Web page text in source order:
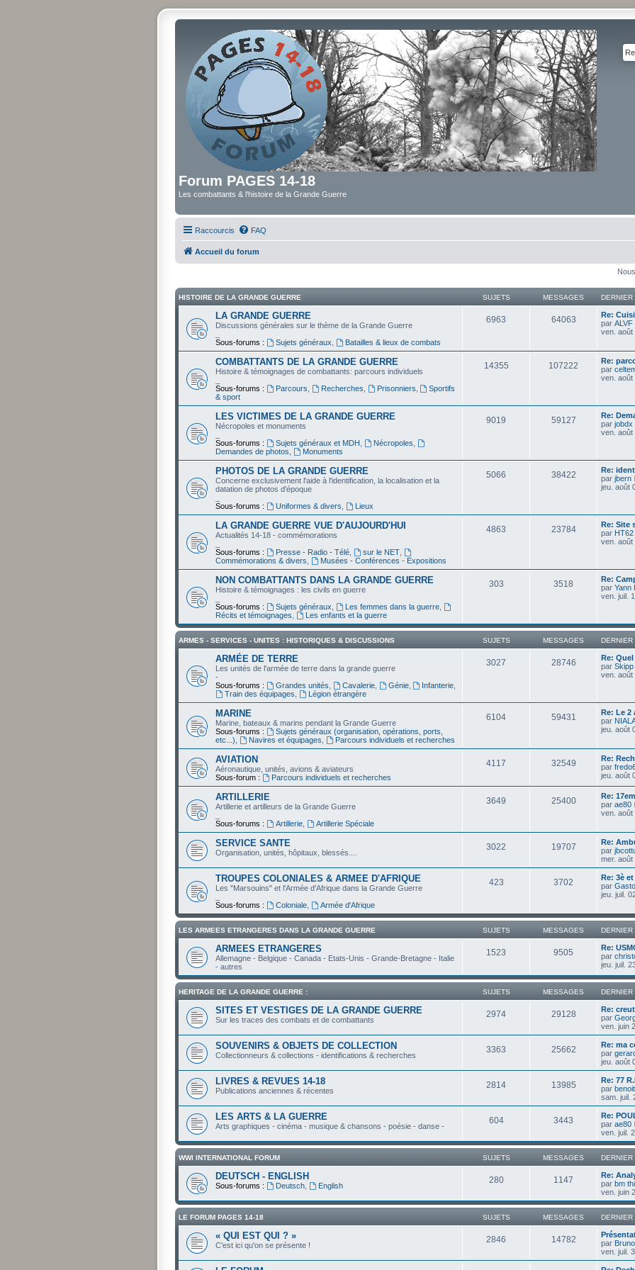
Forum PAGES 14-18
Les combattants & l'histoire de la Grande Guerre
Raccourcis FAQ
Accueil du forum
HISTOIRE DE LA GRANDE GUERRE SUJETS MESSAGES
LA GRANDE GUERRE
Discussions générales sur le thème de la Grande Guerre
Sous-forums :
Sujets généraux Batailles & lieux de combats
6963 64063
Re:
par ALVF
ven. août
COMBATTANTS DE LA GRANDE GUERRE
Histoire & témoignages de combattants: parcours individuels
Sous-forums :
Parcours Recherches Prisonniers
Sportifs
& sport
14355 107222
Re:
par
ven. août
LES VICTIMES DE LA GRANDE GUERRE
Nécropoles et monuments
Sous-forums :
Sujets généraux et MDH Nécropoles
Demandes de photos
Monuments
9019 59127
Re:
par jobdx
ven. août
PHOTOS DE LA GRANDE GUERRE
Concerne exclusivement l'aide à l'identification, la localisation et la
datation de photos d'époque
Sous-forums :
Uniformes & divers Lieux
5066 38422
Re:
par jbern
jeu. août
LA GRANDE GUERRE VUE D'AUJOURD'HUI
Actualités 14-18 - commémorations
Sous-forums :
Presse - Radio - Télé, sur le NET,
Commémorations & divers
Musées - Conférences - Expositions
4863 23784
Re: Site
par HT62
ven. août
NON COMBATTANTS DANS LA GRANDE GUERRE
Histoire & témoignages : les civils en guerre
Sous-forums :
Sujets généraux Les femmes dans la guerre,
Récits et témoignages
Les enfants et la guerre
303 3518
Re:
par Yann
ven. juil.
ARMES - SERVICES - UNITES : HISTORIQUES & DISCUSSIONS SUJETS MESSAGES
ARMÉE DE TERRE
Les unités de l'armée de terre dans la grande guerre
-
Sous-forums :
Grandes unités Cavalerie, Génie, Infanterie
Train des équipages
Légion étrangère
3027 28746
Re:
par Skipp
ven. août
MARINE
Marine, bateaux & marins pendant la Grande Guerre
Sous-forums :
Sujets généraux (organisation, opérations, ports,
etc...)
Navires et équipages Parcours individuels et recherches
6104 59431
Re: Le 2
par
jeu. août
AVIATION
Aéronautique, unités, avions & aviateurs
Sous-forum :
Parcours individuels et recherches
4117 32549
Re:
par
jeu. août
ARTILLERIE
Artillerie et artilleurs de la Grande Guerre
Sous-forums :
Artillerie, Artillerie Spéciale
3649 25400
Re:
par ae80
ven. août
SERVICE SANTE
Organisation, unités, hôpitaux, blessés....
3022 19707
Re:
par
mer. août
TROUPES COLONIALES & ARMEE D'AFRIQUE
Les "Marsouins" et l'Armée d'Afrique dans la Grande Guerre
Sous-forums :
Coloniale, Armée d'Afrique
423 3702
Re: 3è
par
jeu. juil.
LES ARMEES ETRANGERES DANS LA GRANDE GUERRE SUJETS MESSAGES
ARMEES ETRANGERES
Allemagne - Belgique - Canada - Etats-Unis - Grande-Bretagne - Italie
- autres
1523 9505
Re:
par
jeu. juil.
HERITAGE DE LA GRANDE GUERRE : SUJETS MESSAGES
SITES ET VESTIGES DE LA GRANDE GUERRE
Sur les traces des combats et de combattants
2974 29128
Re:
par
ven. juin
SOUVENIRS & OBJETS DE COLLECTION
Collectionneurs & collections - identifications & recherches
3363 25662
Re: ma
par
jeu. août
LIVRES & REVUES 14-18
Publications anciennes & récentes
2814 13985
Re: 77
par
sam. juil.
LES ARTS & LA GUERRE
Arts graphiques - cinéma - musique & chansons - poésie - danse -
604 3443
Re:
par ae80
ven. juil.
WWI INTERNATIONAL FORUM SUJETS MESSAGES
DEUTSCH - ENGLISH
Sous-forums : Deutsch, English
280 1147
Re:
par bm
ven. juin
LE FORUM PAGES 14-18 SUJETS MESSAGES
« QUI EST QUI ? »
C'est ici qu'on se présente !
2846 14782
par
ven. juil.